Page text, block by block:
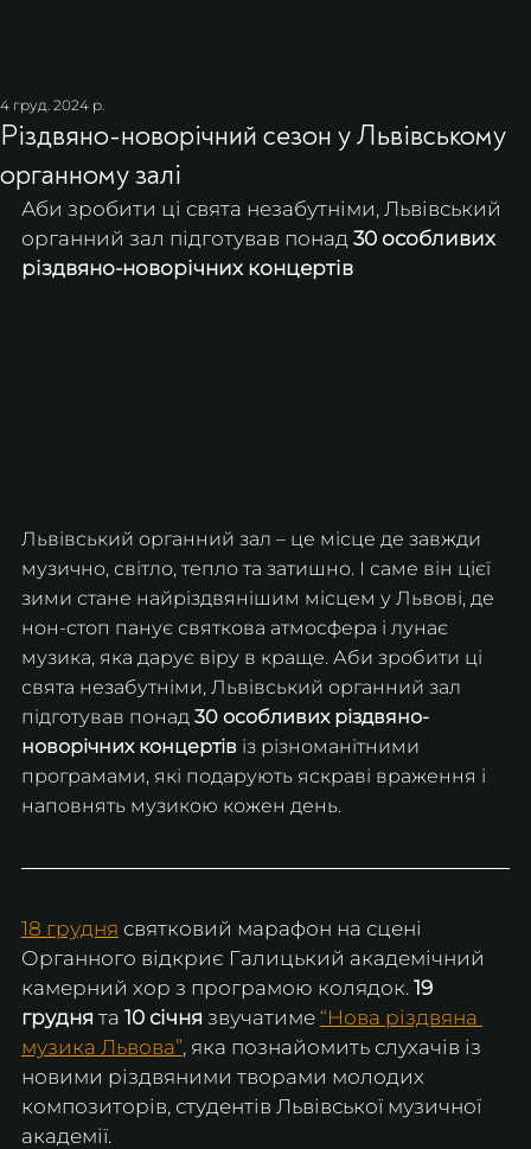
Різдвяно-новорічний сезон у Львівському
органному залі
4 груд. 2024 р.
Аби зробити ці свята незабутніми, Львівський
органний зал підготував понад 30 особливих
різдвяно-новорічних концертів
Львівський органний зал – це місце де завжди
музично, світло, тепло та затишно. І саме він цієї
зими стане найріздвянішим місцем у Львові, де
нон-стоп панує святкова атмосфера і лунає
музика, яка дарує віру в краще. Аби зробити ці
свята незабутніми, Львівський органний зал
підготував понад 30 особливих різдвяно-
новорічних концертів із різноманітними
програмами, які подарують яскраві враження і
наповнять музикою кожен день.
18 грудня святковий марафон на сцені
Органного відкриє Галицький академічний
камерний хор з програмою колядок. 19
грудня та 10 січня звучатиме “Нова різдвяна
музика Львова”, яка познайомить слухачів із
новими різдвяними творами молодих
композиторів, студентів Львівської музичної
академії.